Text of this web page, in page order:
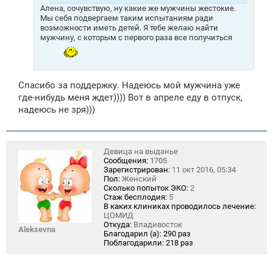
Алена, сочувствую, ну какие же мужчины жестокие.
Мы себя подвергаем таким испытаниям ради
возможности иметь детей. Я тебе желаю найти
мужчину, с которым с первого раза все получиться
Спасибо за поддержку. Надеюсь мой мужчина уже
где-нибудь меня ждет)))) Вот в апреле еду в отпуск,
надеюсь не зря)))
Aleksevna
Девица на выданье
Сообщения: 1705
Зарегистрирован: 11 окт 2016, 05:34
Пол: Женский
Сколько попыток ЭКО: 2
Стаж бесплодия: 5
В каких клиниках проводилось лечение:
ЦОМИД
Откуда: Владивосток
Благодарил (а): 290 раз
Поблагодарили: 218 раз